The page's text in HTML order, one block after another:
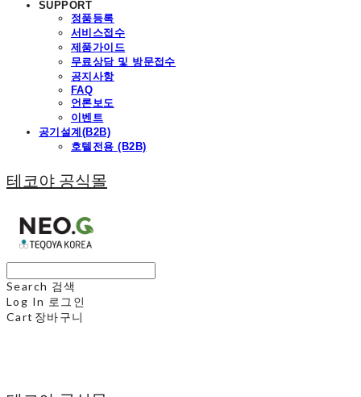
SUPPORT
정품등록
서비스접수
제품가이드
무료상담 및 방문접수
공지사항
FAQ
언론보도
이벤트
공기설계(B2B)
호텔전용 (B2B)
테코야 공식몰
Search 검색
Log In 로그인
Cart 장바구니